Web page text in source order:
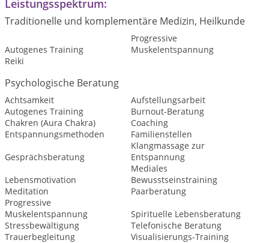
Leistungsspektrum:
Traditionelle und komplementäre Medizin, Heilkunde
Autogenes Training
Progressive
Muskelentspannung
Reiki
Psychologische Beratung
Achtsamkeit
Aufstellungsarbeit
Autogenes Training
Burnout-Beratung
Chakren (Aura Chakra)
Coaching
Entspannungsmethoden
Familienstellen
Gesprächsberatung
Klangmassage zur
Entspannung
Lebensmotivation
Mediales
Bewusstseinstraining
Meditation
Paarberatung
Progressive
Muskelentspannung
Spirituelle Lebensberatung
Stressbewältigung
Telefonische Beratung
Trauerbegleitung
Visualisierungs-Training